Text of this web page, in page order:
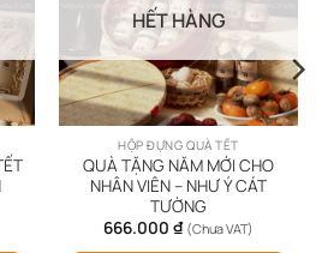
HẾT HÀNG
HỘP ĐỰNG QUÀ TẾT
QUÀ TẶNG NĂM MỚI CHO
NHÂN VIÊN – NHƯ Ý CÁT
TƯỜNG
666.000 ₫ (Chưa VAT)